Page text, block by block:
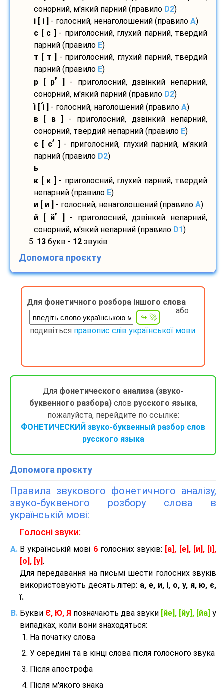
сонорний, м'який парний (правило D2)
і [ і ]
- голосний, ненаголошений (правило A)
с [ с ]
- приголосний, глухий парний, твердий
парний (правило E)
т [ т ]
- приголосний, глухий парний, твердий
парний (правило E)
р [ р’
- приголосний, дзвінкий непарний,
сонорний, м'який парний (правило D2)
і [ і - голосний, наголошений (правило A)
в [ в ]
- приголосний, дзвінкий непарний,
сонорний, твердий непарний (правило E)
с [ с’
- приголосний, глухий парний, м'який
парний (правило D2)
ь
к [ к ]
- приголосний, глухий парний, твердий
непарний (правило E)
и [ и ]
- голосний, ненаголошений (правило A)
й [ й’
- приголосний, дзвінкий непарний,
сонорний, м'який непарний (правило D1)
5. 13 букв - 12 звуків
Допомога проєкту
Для фонетичного розбора іншого слова
або
подивіться правопис слів української мови.
Для фонетического анализа (звуко-
буквенного разбора)слов русского языка,
пожалуйста, перейдите по ссылке:
ФОНЕТИЧЕСКИЙ звуко-буквенный разбор слов
русского языка
Допомога проєкту
Правила звукового фонетичного аналізу,
звуко-буквеного розбору слова в
українській мові:
Голосні звуки:
В українській мові 6голосних звуків:
[а], [е], [и], [і],
[о], [у] .
Для передавання на письмі шести голосних звуків
використовують десять літер: а, е, и, і, о, у, я, ю, є,
ї.
Букви Є, Ю, Я позначають два звуки [йе], [йу], [йа] у
випадках, коли вони знаходяться:
На початку слова
У середині та в кінці слова після голосного звука
Після апострофа
Після м'якого знака